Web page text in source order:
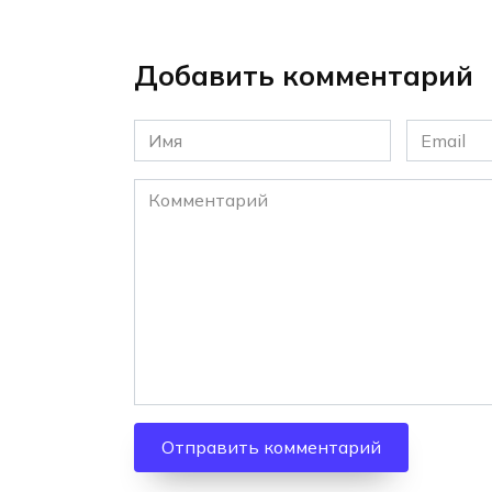
Добавить комментарий
Имя
*
Email
*
Комментарий